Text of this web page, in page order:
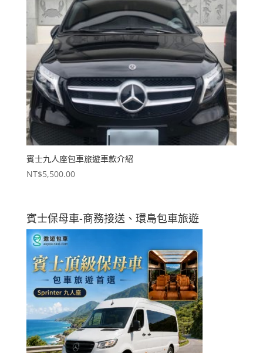
賓士九人座包車旅遊車款介紹
NT$5,500.00
賓士保母車-商務接送、環島包車旅遊